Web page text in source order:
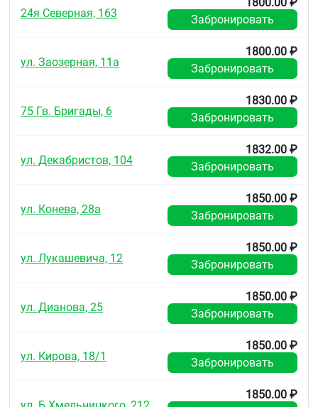
24я Северная, 163
1800.00 ₽
Забронировать
ул. Заозерная, 11а
1800.00 ₽
Забронировать
75 Гв. Бригады, 6
1830.00 ₽
Забронировать
ул. Декабристов, 104
1832.00 ₽
Забронировать
ул. Конева, 28а
1850.00 ₽
Забронировать
ул. Лукашевича, 12
1850.00 ₽
Забронировать
ул. Дианова, 25
1850.00 ₽
Забронировать
ул. Кирова, 18/1
1850.00 ₽
Забронировать
1850.00 ₽